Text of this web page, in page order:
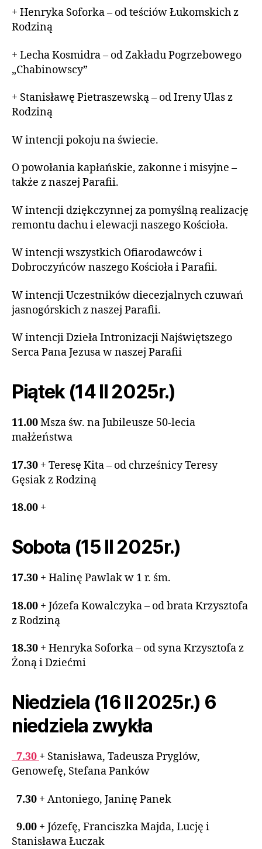
+ Henryka Soforka – od teściów Łukomskich z
Rodziną
+ Lecha Kosmidra – od Zakładu Pogrzebowego
„Chabinowscy”
+ Stanisławę Pietraszewską – od Ireny Ulas z
Rodziną
W intencji pokoju na świecie.
O powołania kapłańskie, zakonne i misyjne –
także z naszej Parafii.
W intencji dziękczynnej za pomyślną realizację
remontu dachu i elewacji naszego Kościoła.
W intencji wszystkich Ofiarodawców i
Dobroczyńców naszego Kościoła i Parafii.
W intencji Uczestników diecezjalnych czuwań
jasnogórskich z naszej Parafii.
W intencji Dzieła Intronizacji Najświętszego
Serca Pana Jezusa w naszej Parafii
Piątek (14 II 2025r.)
11.00Msza św. na Jubileusze 50-lecia
małżeństwa
17.30 + Teresę Kita – od chrześnicy Teresy
Gęsiak z Rodziną
18.00 +
Sobota (15 II 2025r.)
17.30 + Halinę Pawlak w 1 r. śm.
18.00 + Józefa Kowalczyka – od brata Krzysztofa
z Rodziną
18.30 + Henryka Soforka – od syna Krzysztofa z
Żoną i Dziećmi
Niedziela (16 II 2025r.) 6
niedziela zwykła
7.30 + Stanisława, Tadeusza Pryglów,
Genowefę, Stefana Panków
7.30 + Antoniego, Janinę Panek
9.00 + Józefę, Franciszka Majda, Lucję i
Stanisława Łuczak